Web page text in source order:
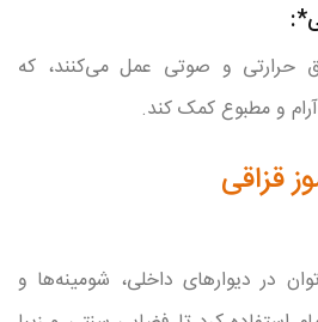
حرارتی و صوتی عمل می‌کنند، که
و مطبوع کمک کند.
قزاقی
در دیوارهای داخلی، شومینه‌ها و